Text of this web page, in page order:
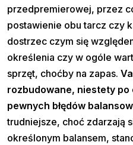
przedpremierowej, przez
postawienie obu tarcz czy
dostrzec czym się
określenia czy w ogóle
sprzęt, choćby na zapas.
rozbudowane, niestety
pewnych błędów
trudniejsze, choć zdarzają
określonym balansem,